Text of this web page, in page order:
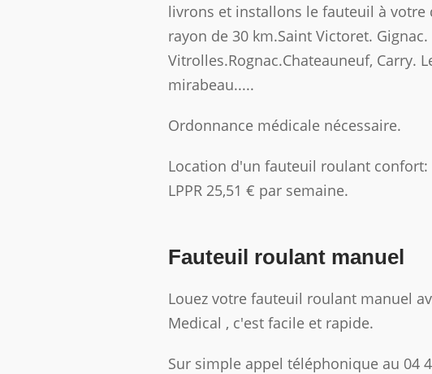
livrons et installons le fauteuil à
rayon de 30 km.Saint Victoret. Gignac.
Vitrolles.Rognac.Chateauneuf, Carry.
mirabeau.....
Ordonnance médicale nécessaire.
Location d'un fauteuil roulant confort:
LPPR 25,51 € par semaine.
Fauteuil roulant manuel
Louez votre fauteuil roulant manuel
Medical , c'est facile et rapide.
Sur simple appel téléphonique au 04